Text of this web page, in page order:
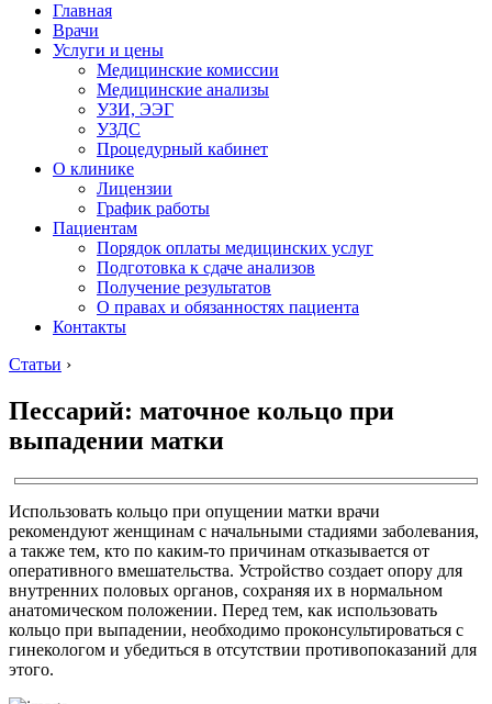
Главная
Врачи
Услуги и цены
Медицинские комиссии
Медицинские анализы
УЗИ, ЭЭГ
УЗДС
Процедурный кабинет
О клинике
Лицензии
График работы
Пациентам
Порядок оплаты медицинских услуг
Подготовка к сдаче анализов
Получение результатов
О правах и обязанностях пациента
Контакты
Статьи ›
Пессарий: маточное кольцо при
выпадении матки
Использовать кольцо при опущении матки врачи
рекомендуют женщинам с начальными стадиями заболевания,
а также тем, кто по каким-то причинам отказывается от
оперативного вмешательства. Устройство создает опору для
внутренних половых органов, сохраняя их в нормальном
анатомическом положении. Перед тем, как использовать
кольцо при выпадении, необходимо проконсультироваться с
гинекологом и убедиться в отсутствии противопоказаний для
этого.